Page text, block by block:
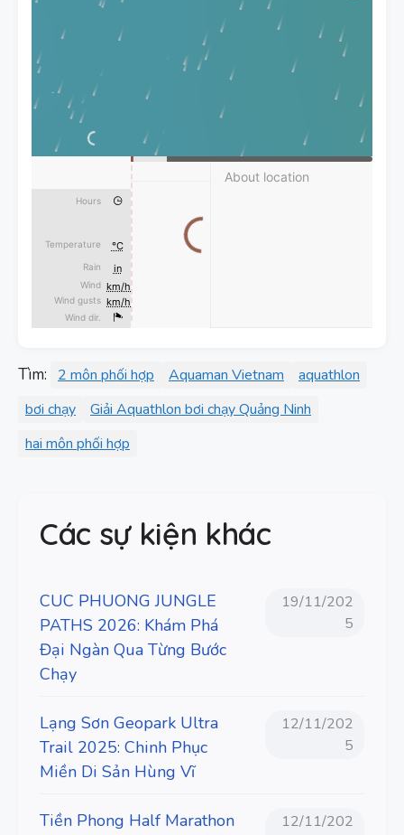
Tìm: 2 môn phối hợp Aquaman Vietnam
aquathlon
bơi chạy
Giải Aquathlon bơi chạy Quảng Ninh
hai môn phối hợp
Các sự kiện khác
CUC PHUONG JUNGLE
PATHS 2026: Khám Phá
Đại Ngàn Qua Từng Bước
Chạy
19/11/202
5
Lạng Sơn Geopark Ultra
Trail 2025: Chinh Phục
Miền Di Sản Hùng Vĩ
12/11/202
5
Tiền Phong Half Marathon
12/11/202